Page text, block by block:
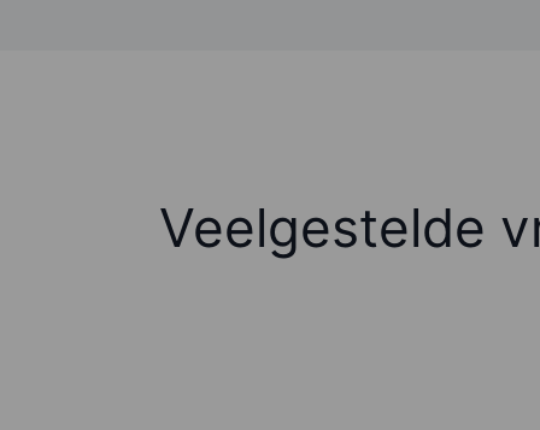
Veelgestelde